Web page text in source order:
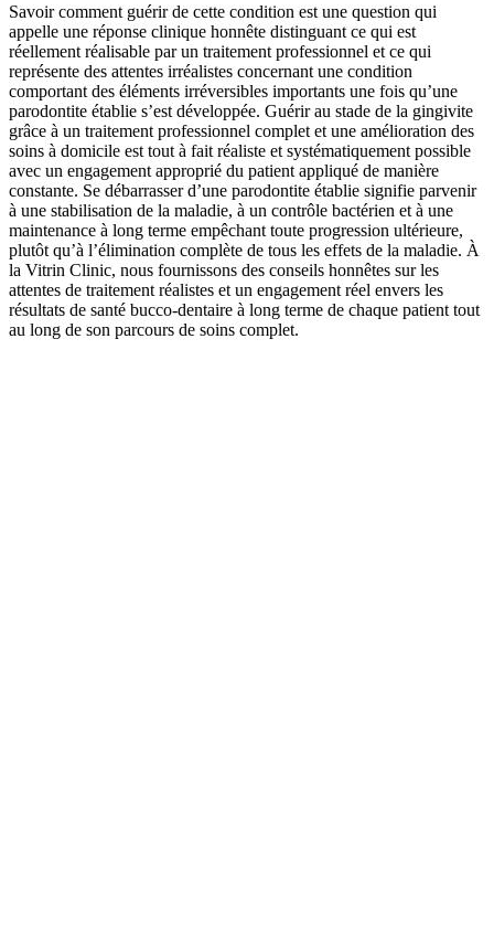
Savoir comment guérir de cette condition est une question qui
appelle une réponse clinique honnête distinguant ce qui est
réellement réalisable par un traitement professionnel et ce qui
représente des attentes irréalistes concernant une condition
comportant des éléments irréversibles importants une fois qu’une
parodontite établie s’est développée. Guérir au stade de la gingivite
grâce à un traitement professionnel complet et une amélioration des
soins à domicile est tout à fait réaliste et systématiquement possible
avec un engagement approprié du patient appliqué de manière
constante. Se débarrasser d’une parodontite établie signifie parvenir
à une stabilisation de la maladie, à un contrôle bactérien et à une
maintenance à long terme empêchant toute progression ultérieure,
plutôt qu’à l’élimination complète de tous les effets de la maladie. À
la Vitrin Clinic, nous fournissons des conseils honnêtes sur les
attentes de traitement réalistes et un engagement réel envers les
résultats de santé bucco-dentaire à long terme de chaque patient tout
au long de son parcours de soins complet.